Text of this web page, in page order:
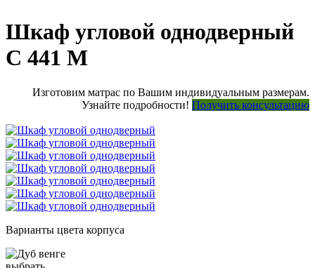
Шкаф угловой однодверный
С 441 М
Изготовим матрас по Вашим индивидуальным размерам.
Узнайте подробности! Получить консультацию
Варианты цвета корпуса